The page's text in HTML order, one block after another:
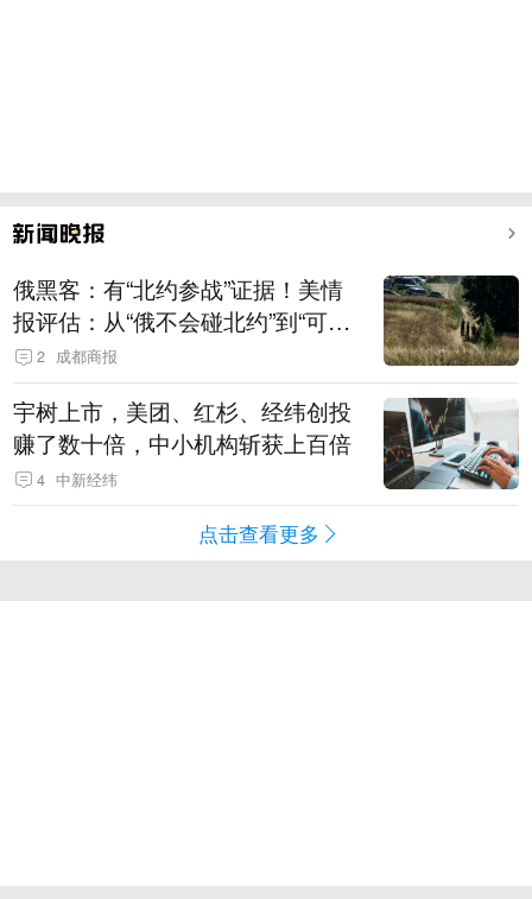
俄黑客：有“北约参战”证据！美情
报评估：从“俄不会碰北约”到“可能
发动有限攻击”
2 成都商报
宇树上市，美团、红杉、经纬创投
赚了数十倍，中小机构斩获上百倍
4 中新经纬
点击查看更多